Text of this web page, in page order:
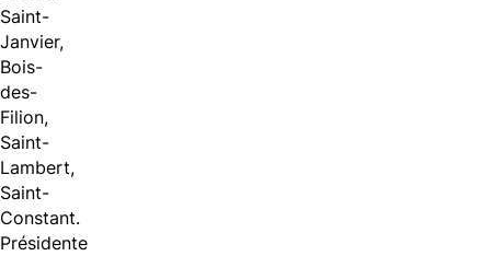
Saint-
Janvier,
Bois-
des-
Filion,
Saint-
Lambert,
Saint-
Constant.
Présidente